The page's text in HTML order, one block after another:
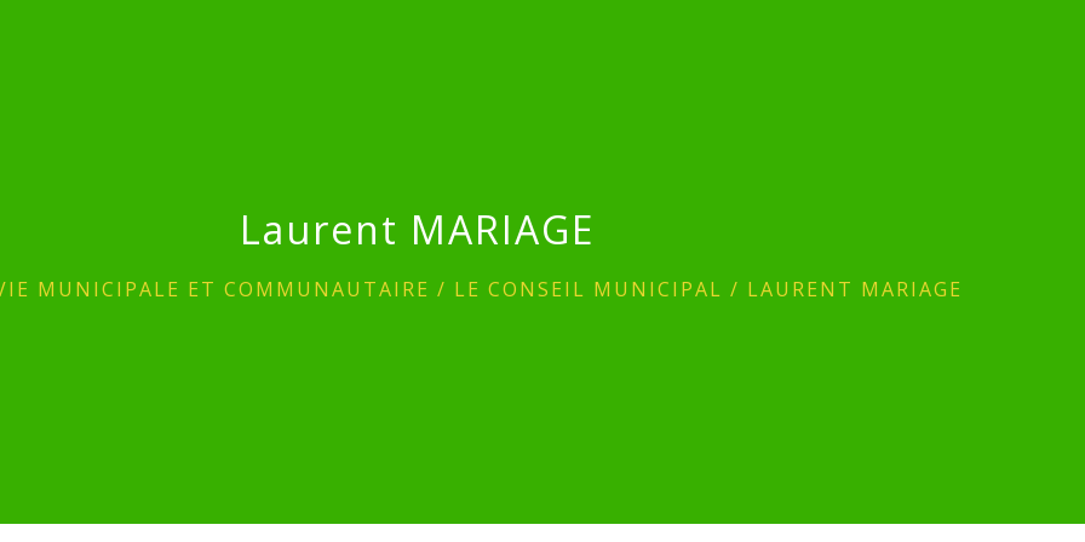
Laurent MARIAGE
MUNICIPALE ET COMMUNAUTAIRE / LE CONSEIL MUNICIPAL / LAURENT MARIAGE